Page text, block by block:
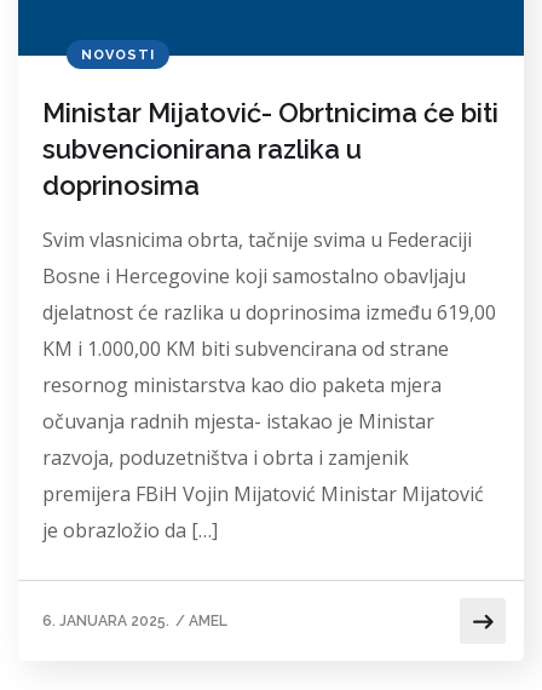
NOVOSTI
Ministar Mijatović- Obrtnicima će biti
subvencionirana razlika u
doprinosima
Svim vlasnicima obrta, tačnije svima u Federaciji
Bosne i Hercegovine koji samostalno obavljaju
djelatnost će razlika u doprinosima između 619,00
KM i 1.000,00 KM biti subvencirana od strane
resornog ministarstva kao dio paketa mjera
očuvanja radnih mjesta- istakao je Ministar
razvoja, poduzetništva i obrta i zamjenik
premijera FBiH Vojin Mijatović Ministar Mijatović
je obrazložio da […]
6. JANUARA 2025. / AMEL